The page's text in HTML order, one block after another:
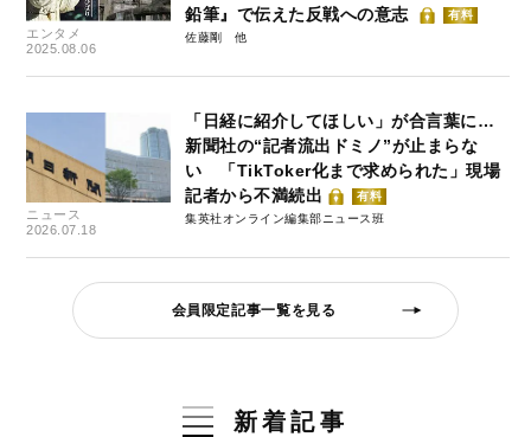
エンタメ
2025.08.06
鉛筆』で伝えた反戦への意志
有料
佐藤剛
ニュース
2026.07.18
「日経に紹介してほしい」が合言葉に…
新聞社の“記者流出ドミノ”が止まらな
い 「TikToker化まで求められた」現場
記者から不満続出
有料
集英社オンライン編集部ニュース班
会員限定記事一覧を見る
新着記事